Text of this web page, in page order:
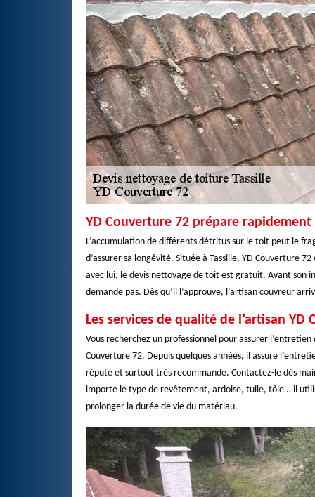
YD Couverture 72 prépare
L’accumulation de différents détritus sur le toit peut le
d’assurer sa longévité. Située à Tassille, YD Couverture
avec lui, le devis nettoyage de toit est gratuit. Avant son
demande pas. Dès qu’il l’approuve, l’artisan couvreur
Les services de qualité de l’artisan
Vous recherchez un professionnel pour assurer
Couverture 72. Depuis quelques années, il assure
réputé et surtout très recommandé. Contactez-le dès
importe le type de revêtement, ardoise, tuile, tôle… il
prolonger la durée de vie du matériau.